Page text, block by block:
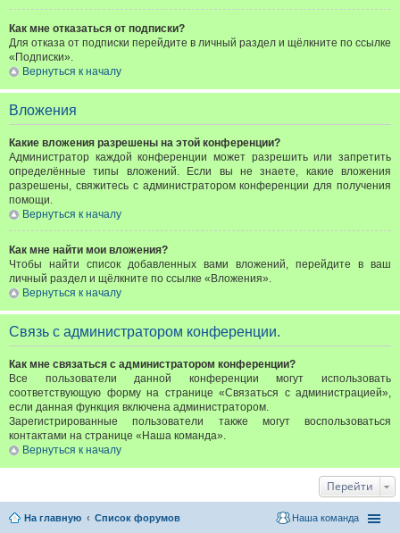
Как мне отказаться от подписки?
Для отказа от подписки перейдите в личный раздел и щёлкните по ссылке
«Подписки».
Вернуться к началу
Вложения
Какие вложения разрешены на этой конференции?
Администратор каждой конференции может разрешить или запретить
определённые типы вложений. Если вы не знаете, какие вложения
разрешены, свяжитесь с администратором конференции для получения
помощи.
Вернуться к началу
Как мне найти мои вложения?
Чтобы найти список добавленных вами вложений, перейдите в ваш
личный раздел и щёлкните по ссылке «Вложения».
Вернуться к началу
Связь с администратором конференции.
Как мне связаться с администратором конференции?
Все пользователи данной конференции могут использовать
соответствующую форму на странице «Связаться с администрацией»,
если данная функция включена администратором.
Зарегистрированные пользователи также могут воспользоваться
контактами на странице «Наша команда».
Вернуться к началу
Перейти
На главную Список форумов Наша команда